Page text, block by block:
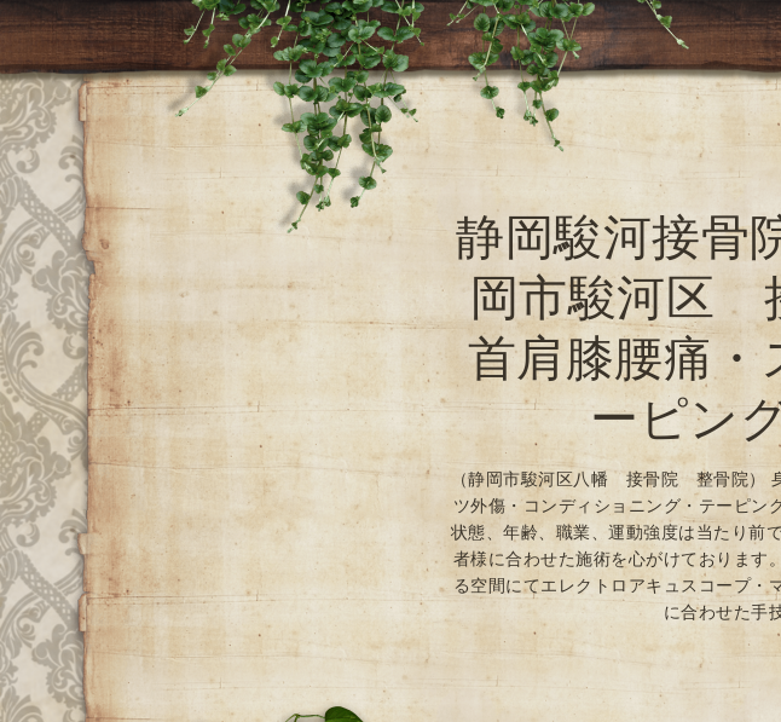
静岡駿河接
岡市駿河区
首肩膝腰痛・
ーピン
（静岡市駿河区八幡 接骨院 整骨院）
ツ外傷・コンディショニング・テーピン
状態、年齢、職業、運動強度は当たり前
者様に合わせた施術を心がけております
る空間にてエレクトロアキュスコープ・
に合わせた手